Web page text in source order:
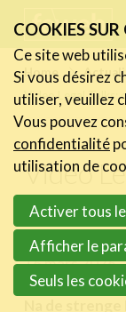
links
Jump
to
navigation
Jump
main
content
Home
Video Legal Talks:
Video
16 mars 2026
COOKIES SUR
Ce site web
Si vous désirez
utiliser, veuillez
Vous pouvez
confidentialité
utilisation de
Activer tous
Afficher le
Seuls les